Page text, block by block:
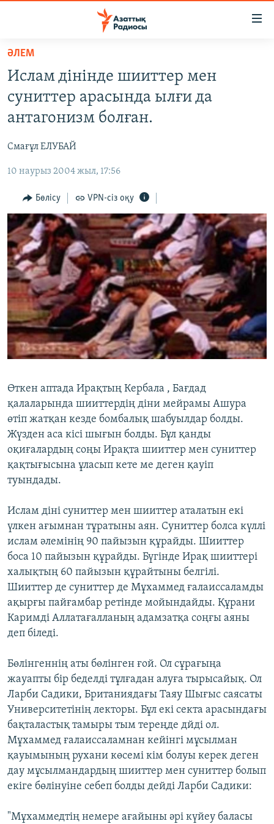
Skip
main
content
Skip
to
main
Navigation
Skip
Search
AZATTYQTV
АДАМ ҚҰҚЫҚТАРЫ
ӘЛЕУМЕТ
ӘЛЕМ
АРНАЙЫ ЖОБАЛАР
Русский
ЖАЗЫЛЫҢЫЗ
Басқа тілдерде
ӘЛЕМ
Ислам дінінде шииттер мен
суниттер арасында ылғи да
антагонизм болған.
Смағұл ЕЛУБАЙ
10 наурыз 2004 жыл, 17:56
Бөлісу VPN-сіз оқу
Өткен аптада Ирақтың Кербала , Бағдад
қалаларында шииттердің діни мейрамы Ашура
өтіп жатқан кезде бомбалық шабуылдар болды.
Жүзден аса кісі шығын болды. Бұл қанды
оқиғалардың соңы Ирақта шииттер мен суниттер
қақтығысына ұласып кете ме деген қауіп
туындады.
Ислам діні суниттер мен шииттер аталатын екі
үлкен ағымнан тұратыны аян. Суниттер болса күллі
ислам әлемінің 90 пайызын құрайды. Шииттер
боса 10 пайызын құрайды. Бүгінде Ирақ шииттері
халықтың 60 пайызын құрайтыны белгілі.
Шииттер де суниттер де Мұхаммед ғалаиссаламды
ақырғы пайғамбар ретінде мойындайды. Құрани
Каримді Аллатағалланың адамзатқа соңғы аяны
деп біледі.
Бөлінгеннің аты бөлінген ғой. Ол сұрағыңа
жауапты бір беделді тұлғадан алуға тырысайық. Ол
Ларби Садики, Британиядағы Таяу Шығыс саясаты
Университетінің лекторы. Бұл екі секта арасындағы
бақталастық тамыры тым тереңде дйді ол.
Мұхаммед ғалаиссаламнан кейінгі мұсылман
қауымының рухани көсемі кім болуы керек деген
дау мұсылмандардың шииттер мен суниттер болып
екіге бөлінуіне себеп болды дейді Ларби Садики:
"Мұхаммедтің немере ағайыны әрі күйеу баласы